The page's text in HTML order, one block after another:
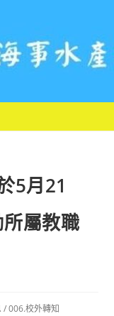
5月21
屬教職
/ 006.校外轉知